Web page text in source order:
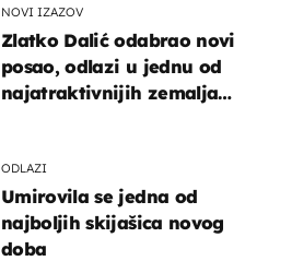
NOVI IZAZOV
Zlatko Dalić odabrao novi
posao, odlazi u jednu od
najatraktivnijih zemalja
ODLAZI
Umirovila se jedna od
najboljih skijašica novog
doba